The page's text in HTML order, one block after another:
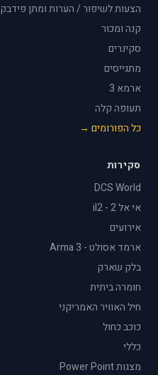
הצעות לשיפור / הערות ומתן פידבק
קנה ומכור
סקינרים
מתגייסים
ארמא 3
תעופה קלה
כל הפורומים →
סקירות
DCS World
אי אל 2 - il2
אירועים
ארמד אסולט - Arma 3
בלק שארק
חומרה ביתית
חיל האוויר האמריקני
כוכב כחול
כללי
מצגות Power Point